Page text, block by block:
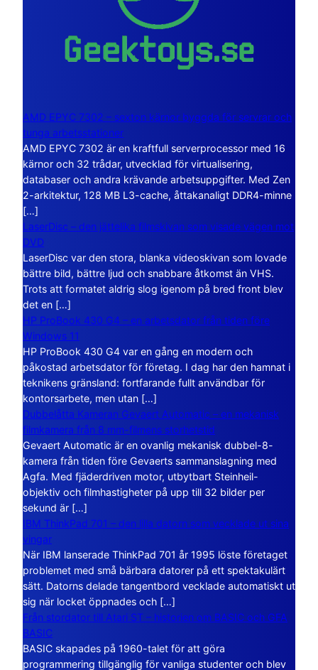
AMD EPYC 7302 – sexton kärnor byggda för servrar och
tunga arbetsstationer
AMD EPYC 7302 är en kraftfull serverprocessor med 16
kärnor och 32 trådar, utvecklad för virtualisering,
databaser och andra krävande arbetsuppgifter. Med Zen
2-arkitektur, 128 MB L3-cache, åttakanaligt DDR4-minne
[…]
LaserDisc – den jättelika filmskivan som visade vägen mot
DVD
LaserDisc var den stora, blanka videoskivan som lovade
bättre bild, bättre ljud och snabbare åtkomst än VHS.
Trots att formatet aldrig slog igenom på bred front blev
det en […]
HP ProBook 430 G4 – en arbetsdator från tiden före
Windows 11
HP ProBook 430 G4 var en gång en modern och
påkostad arbetsdator för företag. I dag har den hamnat i
teknikens gränsland: fortfarande fullt användbar för
kontorsarbete, men utan […]
Dubbelåtta Kameran Gevaert Automatic – en mekanisk
filmkamera från 8 mm-filmens storhetstid
Gevaert Automatic är en ovanlig mekanisk dubbel-8-
kamera från tiden före Gevaerts sammanslagning med
Agfa. Med fjäderdriven motor, utbytbart Steinheil-
objektiv och filmhastigheter på upp till 32 bilder per
sekund är […]
IBM ThinkPad 701 – den lilla datorn som vecklade ut sina
vingar
När IBM lanserade ThinkPad 701 år 1995 löste företaget
problemet med små bärbara datorer på ett spektakulärt
sätt. Datorns delade tangentbord vecklade automatiskt ut
sig när locket öppnades och […]
Från stordator till Atari ST – historien om BASIC och GFA
BASIC
BASIC skapades på 1960-talet för att göra
programmering tillgänglig för vanliga studenter och blev